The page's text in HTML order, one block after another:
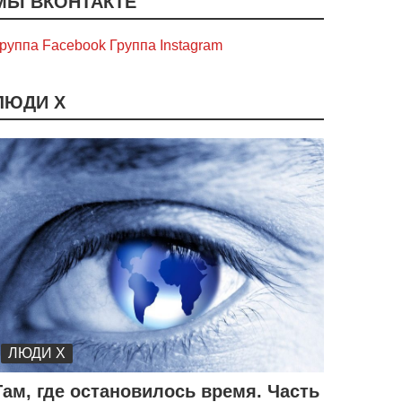
Facebook Группа Instagram
Х
ЛЮДИ Х
где остановилось время. Часть